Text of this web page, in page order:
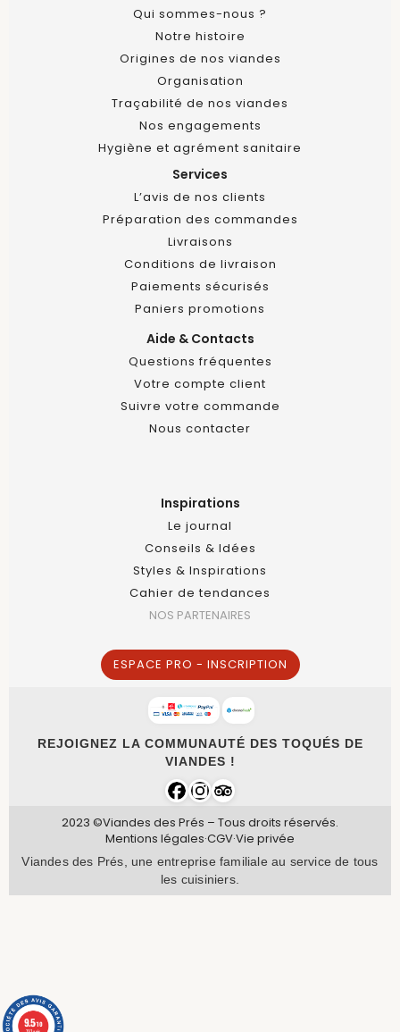
Qui sommes-nous ?
Notre histoire
Origines de nos viandes
Organisation
Traçabilité de nos viandes
Nos engagements
Hygiène et agrément sanitaire
Services
L’avis de nos clients
Préparation des commandes
Livraisons
Conditions de livraison
Paiements sécurisés
Paniers promotions
Aide & Contacts
Questions fréquentes
Votre compte client
Suivre votre commande
Nous contacter
Inspirations
Le journal
Conseils & Idées
Styles & Inspirations
Cahier de tendances
NOS PARTENAIRES
ESPACE PRO - INSCRIPTION
REJOIGNEZ LA COMMUNAUTÉ DES TOQUÉS DE
VIANDES !
2023 ©Viandes des Prés – Tous droits réservés.
Mentions légales·CGV·Vie privée
Viandes des Prés, une entreprise familiale au service de tous
les cuisiniers.
9.5/10